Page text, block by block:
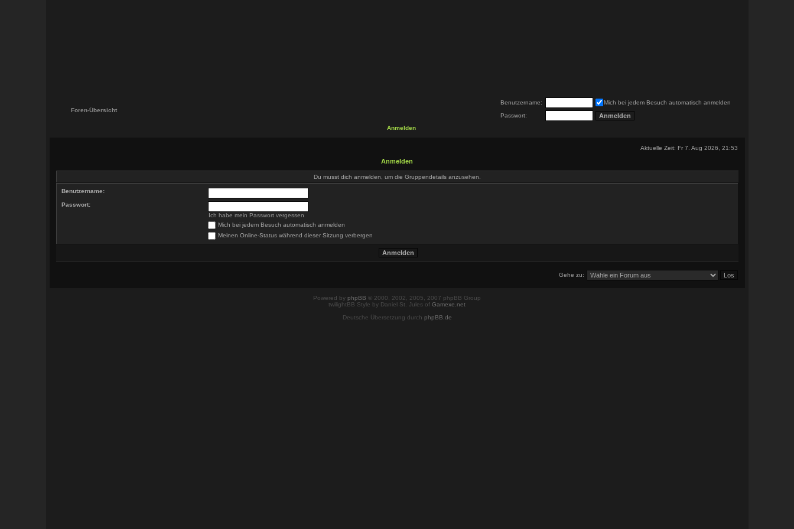
Benutzername:
Mich bei jedem Besuch automatisch anmelden
Passwort:
Foren-Übersicht
Anmelden
Aktuelle Zeit: Fr 7. Aug 2026, 21:53
Anmelden
Du musst dich anmelden, um die Gruppendetails anzusehen.
Benutzername:
Passwort:
Ich habe mein Passwort vergessen
Mich bei jedem Besuch automatisch anmelden
Meinen Online-Status während dieser Sitzung verbergen
Gehe zu:
Powered by phpBB © 2000, 2002, 2005, 2007 phpBB Group
twilightBB Style by Daniel St. Jules of Gamexe.net
Deutsche Übersetzung durch phpBB.de